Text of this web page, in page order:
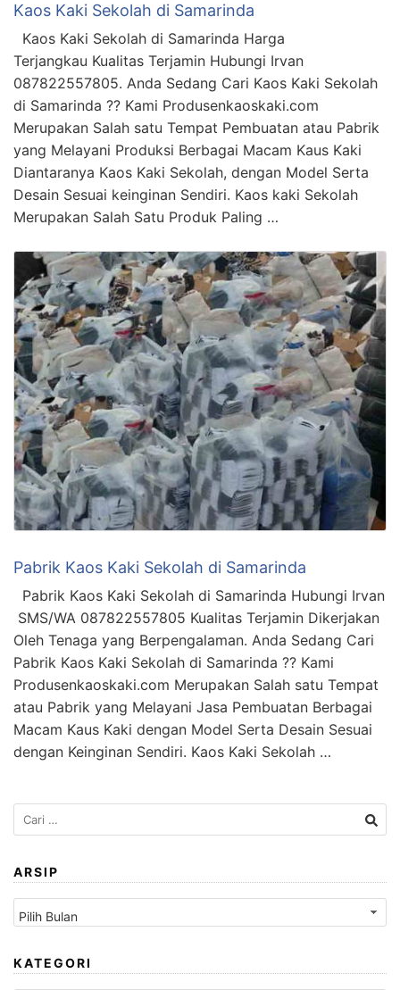
Kaos Kaki Sekolah di Samarinda
Kaos Kaki Sekolah di Samarinda Harga
Terjangkau Kualitas Terjamin Hubungi Irvan
087822557805. Anda Sedang Cari Kaos Kaki Sekolah
di Samarinda ?? Kami Produsenkaoskaki.com
Merupakan Salah satu Tempat Pembuatan atau Pabrik
yang Melayani Produksi Berbagai Macam Kaus Kaki
Diantaranya Kaos Kaki Sekolah, dengan Model Serta
Desain Sesuai keinginan Sendiri. Kaos kaki Sekolah
Merupakan Salah Satu Produk Paling …
Pabrik Kaos Kaki Sekolah di Samarinda
Pabrik Kaos Kaki Sekolah di Samarinda Hubungi Irvan
SMS/WA 087822557805 Kualitas Terjamin Dikerjakan
Oleh Tenaga yang Berpengalaman. Anda Sedang Cari
Pabrik Kaos Kaki Sekolah di Samarinda ?? Kami
Produsenkaoskaki.com Merupakan Salah satu Tempat
atau Pabrik yang Melayani Jasa Pembuatan Berbagai
Macam Kaus Kaki dengan Model Serta Desain Sesuai
dengan Keinginan Sendiri. Kaos Kaki Sekolah …
Cari
untuk:
ARSIP
Arsip
KATEGORI